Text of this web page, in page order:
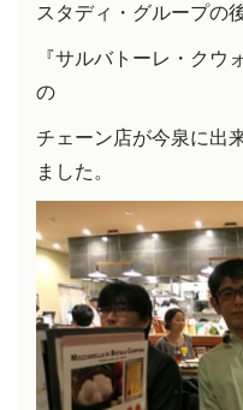
スタディ・グループの
『サルバトーレ・クウ
の
チェーン店が今泉に出
ました。